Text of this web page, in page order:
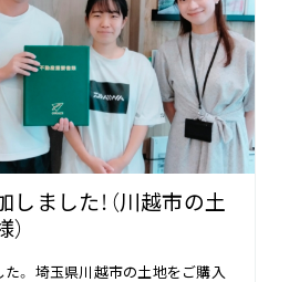
ました！（川越市の土
。 埼玉県川越市の土地をご購入